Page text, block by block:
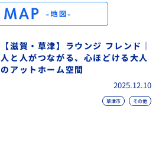
【滋賀・草津】ラウンジ フレンド｜
人と人がつながる、心ほどける大人
のアットホーム空間
2025.12.10
草津市 その他